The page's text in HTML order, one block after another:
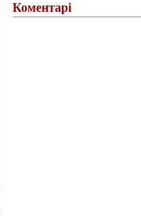
Коментарі